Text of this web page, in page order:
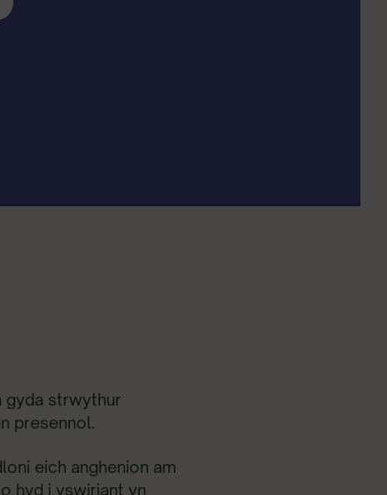
gyda strwythur
presennol.
eich anghenion am
hyd i yswiriant yn